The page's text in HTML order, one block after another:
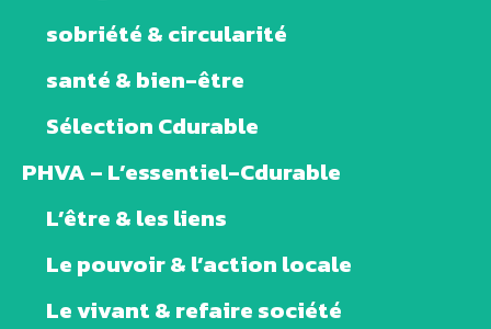
sobriété & circularité
santé & bien-être
Sélection Cdurable
PHVA – L’essentiel-Cdurable
L’être & les liens
Le pouvoir & l’action locale
Le vivant & refaire société